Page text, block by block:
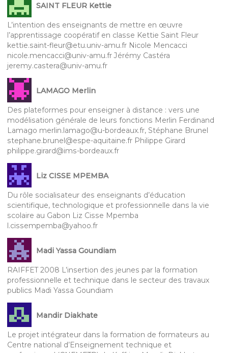
SAINT FLEUR Kettie
L’intention des enseignants de mettre en œuvre
l’apprentissage coopératif en classe Kettie Saint Fleur
kettie.saint-fleur@etu.univ-amu.fr Nicole Mencacci
nicole.mencacci@univ-amu.fr Jérémy Castéra
jeremy.castera@univ-amu.fr
LAMAGO Merlin
Des plateformes pour enseigner à distance : vers une
modélisation générale de leurs fonctions Merlin Ferdinand
Lamago merlin.lamago@u-bordeaux.fr, Stéphane Brunel
stephane.brunel@espe-aquitaine.fr Philippe Girard
philippe.girard@ims-bordeaux.fr
Liz CISSE MPEMBA
Du rôle socialisateur des enseignants d’éducation
scientifique, technologique et professionnelle dans la vie
scolaire au Gabon Liz Cisse Mpemba
l.cissempemba@yahoo.fr
Madi Yassa Goundiam
RAIFFET 2008 L’insertion des jeunes par la formation
professionnelle et technique dans le secteur des travaux
publics Madi Yassa Goundiam
Mandir Diakhate
Le projet intégrateur dans la formation de formateurs au
Centre national d’Enseignement technique et